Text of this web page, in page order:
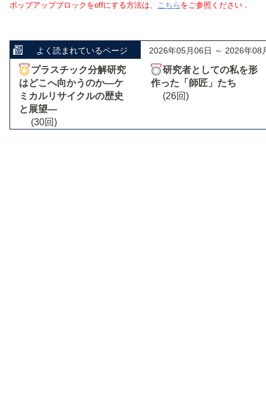
ポップアップブロックをoffにする方法は、 こちら をご参照ください．
よく読まれているページ 2026年05月06日 ～ 2026年08
プラスチック分解研究
はどこへ向かうのか―ケ
ミカルリサイクルの歴史
と展望―
(30回)
研究者としての私を形
作った「師匠」たち
(26回)